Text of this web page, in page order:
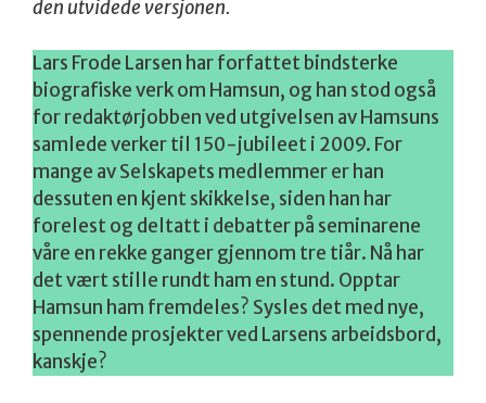
den utvidede versjonen.
Lars Frode Larsen har forfattet bindsterke
biografiske verk om Hamsun, og han stod også
for redaktørjobben ved utgivelsen av Hamsuns
samlede verker til 150-jubileet i 2009. For
mange av Selskapets medlemmer er han
dessuten en kjent skikkelse, siden han har
forelest og deltatt i debatter på seminarene
våre en rekke ganger gjennom tre tiår. Nå har
det vært stille rundt ham en stund. Opptar
Hamsun ham fremdeles? Sysles det med nye,
spennende prosjekter ved Larsens arbeidsbord,
kanskje?